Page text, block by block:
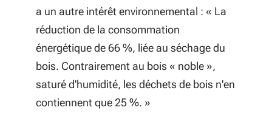
a un autre intérêt environnemental : « La
réduction de la consommation
énergétique de 66 %, liée au séchage du
bois. Contrairement au bois « noble »,
saturé d'humidité, les déchets de bois n'en
contiennent que 25 %. »